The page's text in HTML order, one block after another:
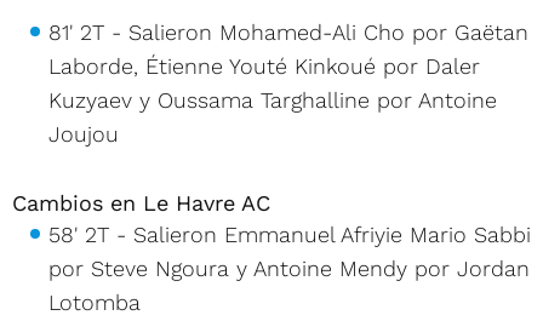
81' 2T - Salieron Mohamed-Ali Cho por Gaëtan
Laborde, Étienne Youté Kinkoué por Daler
Kuzyaev y Oussama Targhalline por Antoine
Joujou
Cambios en Le Havre AC
58' 2T - Salieron Emmanuel Afriyie Mario Sabbi
por Steve Ngoura y Antoine Mendy por Jordan
Lotomba